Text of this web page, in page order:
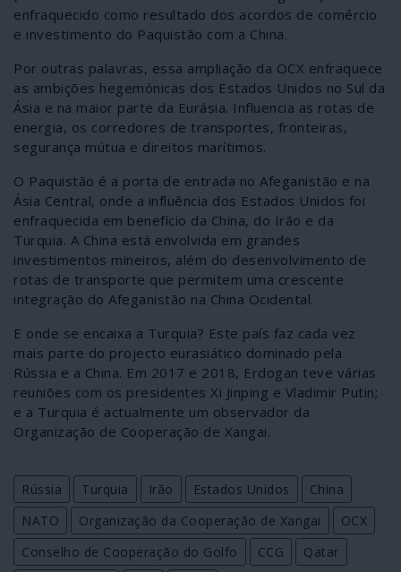
enfraquecido como resultado dos acordos de comércio
e investimento do Paquistão com a China.
Por outras palavras, essa ampliação da OCX enfraquece
as ambições hegemónicas dos Estados Unidos no Sul da
Ásia e na maior parte da Eurásia. Influencia as rotas de
energia, os corredores de transportes, fronteiras,
segurança mútua e direitos marítimos.
O Paquistão é a porta de entrada no Afeganistão e na
Ásia Central, onde a influência dos Estados Unidos foi
enfraquecida em benefício da China, do Irão e da
Turquia. A China está envolvida em grandes
investimentos mineiros, além do desenvolvimento de
rotas de transporte que permitem uma crescente
integração do Afeganistão na China Ocidental.
E onde se encaixa a Turquia? Este país faz cada vez
mais parte do projecto eurasiático dominado pela
Rússia e a China. Em 2017 e 2018, Erdogan teve várias
reuniões com os presidentes Xi Jinping e Vladimir Putin;
e a Turquia é actualmente um observador da
Organização de Cooperação de Xangai.
Rússia Turquia Irão Estados Unidos
China
NATO
Organização da Cooperação de Xangai
OCX
Conselho de Cooperação do Golfo
CCG
Qatar